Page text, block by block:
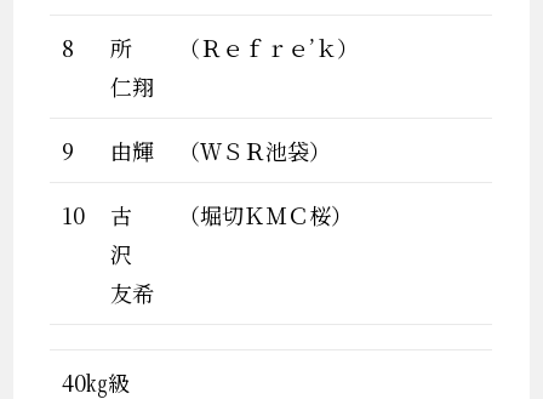
8
所
仁翔
（Ｒｅｆｒｅ’ｋ）
9 由輝 （ＷＳＲ池袋）
10
古
沢
友希
（堀切ＫＭＣ桜）
40㎏級